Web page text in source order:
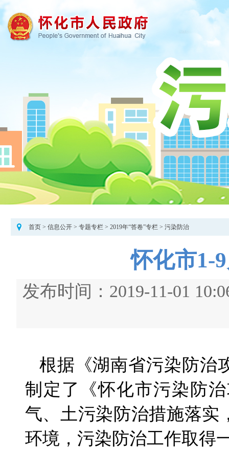
首页> 信息公开> 专题专栏> 2019年“答卷”专栏> 污染防治
怀化市1-
发布时间：2019-11-01
根据《湖南省污染防治
制定了《怀化市污染防
气、土污染防治措施落实
环境，污染防治工作取得